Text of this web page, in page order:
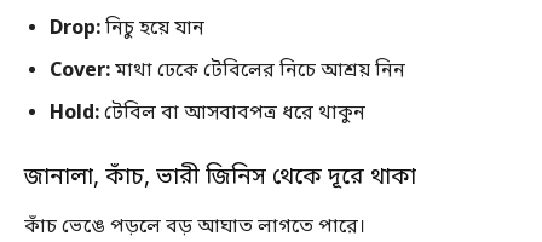
Drop:নিচু হয়ে যান
Cover:মাথা ঢেকে টেবিলের নিচে আশ্রয় নিন
Hold:টেবিল বা আসবাবপত্র ধরে থাকুন
জানালা, কাঁচ, ভারী জিনিস থেকে দূরে থাকা
কাঁচ ভেঙে পড়লে বড় আঘাত লাগতে পারে।